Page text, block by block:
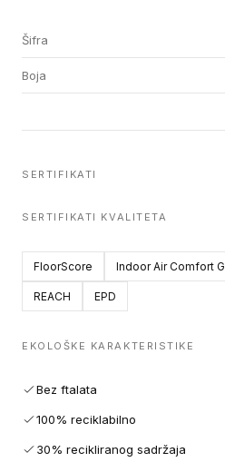
Šifra
Boja
SERTIFIKATI
SERTIFIKATI KVALITETA
FloorScore Indoor Air Comfort
REACH EPD
EKOLOŠKE KARAKTERISTIKE
Bez ftalata
100% reciklabilno
30% recikliranog sadržaja